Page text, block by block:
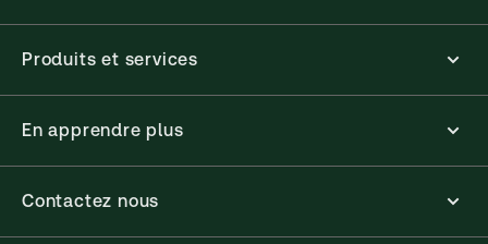
Produits et services
En apprendre plus
Contactez nous